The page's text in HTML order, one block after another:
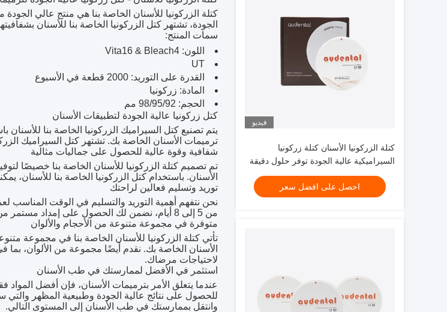
فيديو
كتلة الزركونيا الأسنان كتلة زركونيا
السيراميكية عالية الجودة توفر حلول دقيقة
ودائمة لاستعادة الأسنان
احصل على افضل سعر
كتلة الزركونيا للأسنان الخاصة بنا هي منتج عالي
الجودة، تشتهر كتل الزركونيا الخاصة بنا للأسنان
سمات المنتج:
اللون: Vita16 & Bleach4
UT
القدرة على التوريد: 2000 قطعة في الأسبوع
المادة: زركونيا
الحجم: 98/95/92 مم
كتل زركونيا عالية الجودة لتطبيقات الأسنان
يتم تصنيع كتل السيراميك الزركونيا الخاصة بنا
ترميمات الأسنان الخاصة بك. تشتهر كتل السيراميك
شفافية وقوة عالية للحصول على جماليات مثالية
تم تصميم كتلة الزركونيا للأسنان الخاصة بنا خصيصًا
الأسنان. باستخدام كتل الزركونيا الخاصة بنا
توريد وتسليم فعالين لراحتك
من 5 إلى 8 أيام، نضمن لك الحصول على إمداد مستمر من كتل الزركونيا للأسنان عالية الجودة لجميع احتياجاتك في مجال الأسنان.
متوفرة في مجموعة متنوعة من الأحجام والألوان
لاحتياجات مرضاك.
استثمر في الأفضل لممارستك في طب الأسنان
عندما يتعلق الأمر بترميمات الأسنان، فإن أفضل المواد
للحصول على نتائج عالية الجودة وطبيعية المظهر
وانتقل بممارستك في طب الأسنان إلى المستوى التالي.